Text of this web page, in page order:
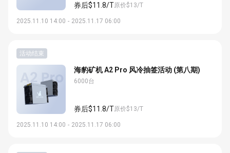
券后$11.8/T原价$13/T
2025.11.10 14:00 - 2025.11.17 06:00
活动结束
海豹矿机 A2 Pro 风冷抽签活动 (第八期)
6000台
券后$11.8/T原价$13/T
2025.11.10 14:00 - 2025.11.17 06:00